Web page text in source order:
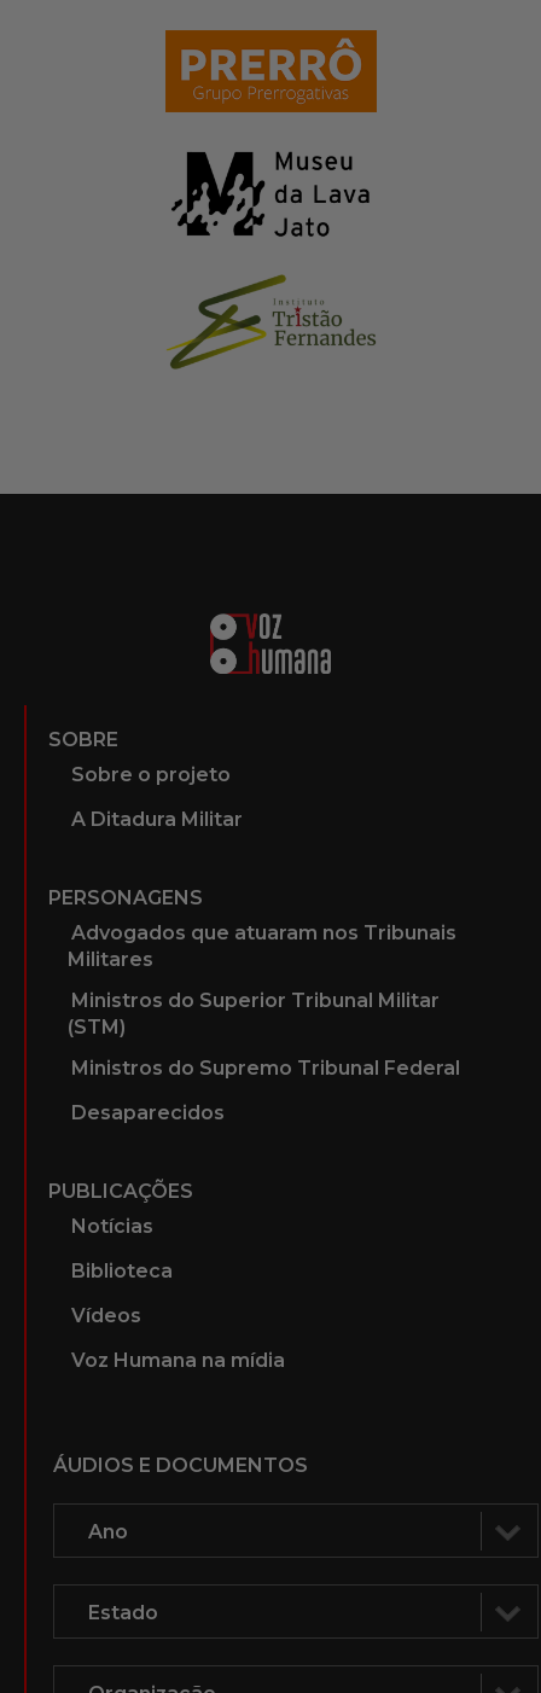
SOBRE
Sobre o projeto
A Ditadura Militar
PERSONAGENS
Advogados que atuaram nos Tribunais
Militares
Ministros do Superior Tribunal Militar
(STM)
Ministros do Supremo Tribunal Federal
Desaparecidos
PUBLICAÇÕES
Notícias
Biblioteca
Vídeos
Voz Humana na mídia
ÁUDIOS E DOCUMENTOS